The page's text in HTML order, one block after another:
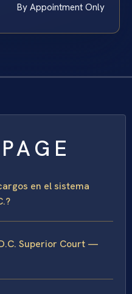
By Appointment Only
en el sistema
Superior Court —